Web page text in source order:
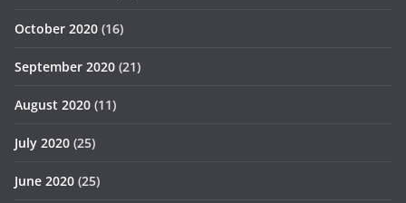
October 2020 (16)
September 2020 (21)
August 2020 (11)
July 2020 (25)
June 2020 (25)